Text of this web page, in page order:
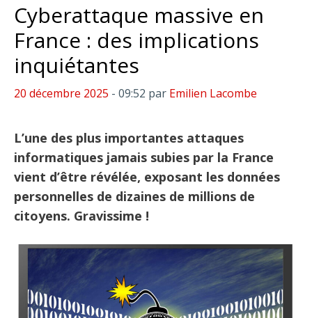
Cyberattaque massive en
France : des implications
inquiétantes
20 décembre 2025 - 09:52 par Emilien Lacombe
L’une des plus importantes attaques
informatiques jamais subies par la France
vient d’être révélée, exposant les données
personnelles de dizaines de millions de
citoyens. Gravissime !